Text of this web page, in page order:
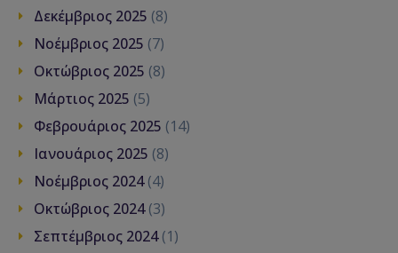
Δεκέμβριος 2025 (8)
Νοέμβριος 2025 (7)
Οκτώβριος 2025 (8)
Μάρτιος 2025 (5)
Φεβρουάριος 2025 (14)
Ιανουάριος 2025 (8)
Νοέμβριος 2024(4)
Οκτώβριος 2024(3)
Σεπτέμβριος 2024(1)